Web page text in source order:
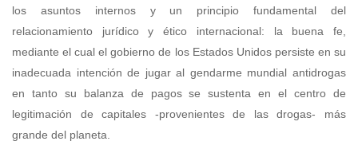
los asuntos internos y un principio fundamental del
relacionamiento jurídico y ético internacional: la buena fe,
mediante el cual el gobierno de los Estados Unidos persiste en su
inadecuada intención de jugar al gendarme mundial antidrogas
en tanto su balanza de pagos se sustenta en el centro de
legitimación de capitales -provenientes de las drogas- más
grande del planeta.